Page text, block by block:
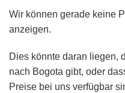
Wir können gerade keine
anzeigen.
Dies könnte daran liegen,
nach Bogota gibt, oder
Preise bei uns verfügbar